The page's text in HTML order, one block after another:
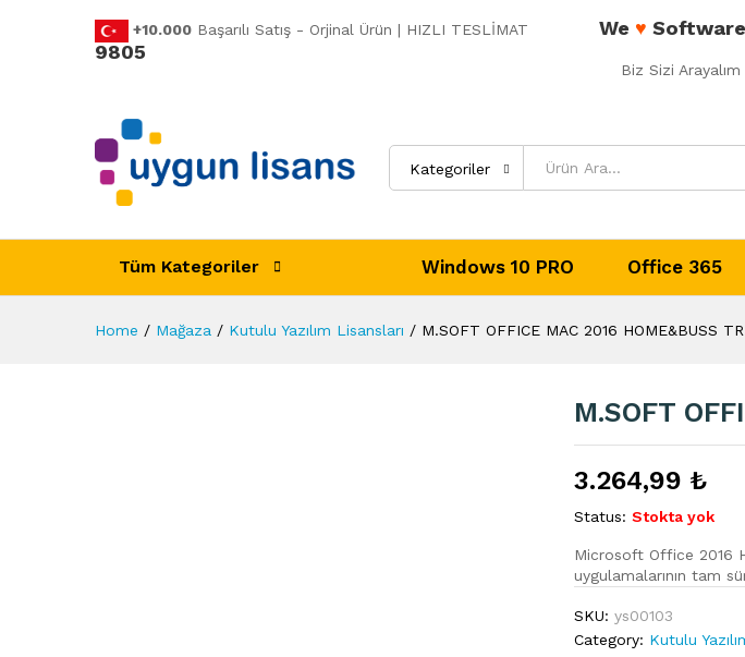
+10.000 Başarılı Satış - Orjinal Ürün | HIZLI TESLİMAT We ♥ Software
9805
Biz Sizi Arayalım
Kategoriler
Tüm Kategoriler Windows 10 PRO Office 365
Home / Mağaza / Kutulu Yazılım Lisansları / M.SOFT OFFICE MAC 2016 HOME&BUSS
M.SOFT
3.264,99 ₺
Status: Stokta yok
Microsoft Office 2016
uygulamalarının tam
SKU: ys00103
Category: Kutulu
M.SOFT OFFICE MAC 2016 HOME&BUSS TR (W6F-